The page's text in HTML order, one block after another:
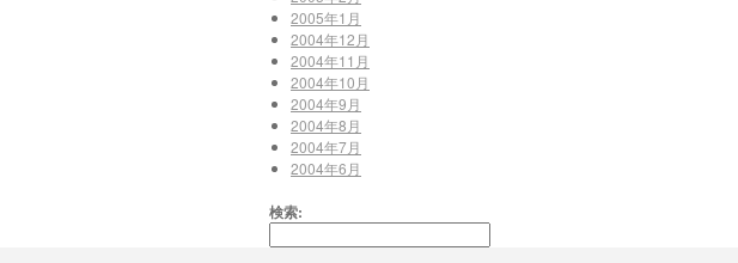
2005年1月
2004年12月
2004年11月
2004年10月
2004年9月
2004年8月
2004年7月
2004年6月
検索: